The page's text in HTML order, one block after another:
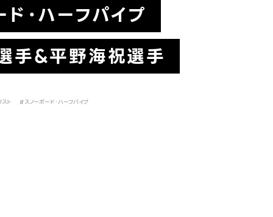
・ハーフパイプ
手&平野海祝選手
ト
#スノーボード・ハーフパイプ